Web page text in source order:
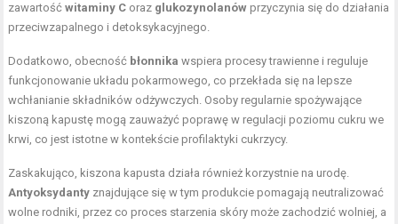
zawartośćwitaminy C oraz glukozynolanów przyczynia się do działania
przeciwzapalnego i detoksykacyjnego.
Dodatkowo, obecność błonnika wspiera procesy trawienne i reguluje
funkcjonowanie układu pokarmowego, co przekłada się na lepsze
wchłanianie składników odżywczych. Osoby regularnie spożywające
kiszoną kapustę mogą zauważyć poprawę w regulacji poziomu cukru we
krwi, co jest istotne w kontekście profilaktyki cukrzycy.
Zaskakująco, kiszona kapusta działa również korzystnie na urodę.
Antyoksydanty znajdujące się w tym produkcie pomagają neutralizować
wolne rodniki, przez co proces starzenia skóry może zachodzić wolniej, a